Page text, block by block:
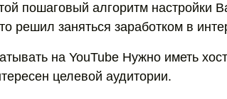
пошаговый алгоритм настройки
решил заняться заработком в
на YouTube Нужно иметь
целевой аудитории.